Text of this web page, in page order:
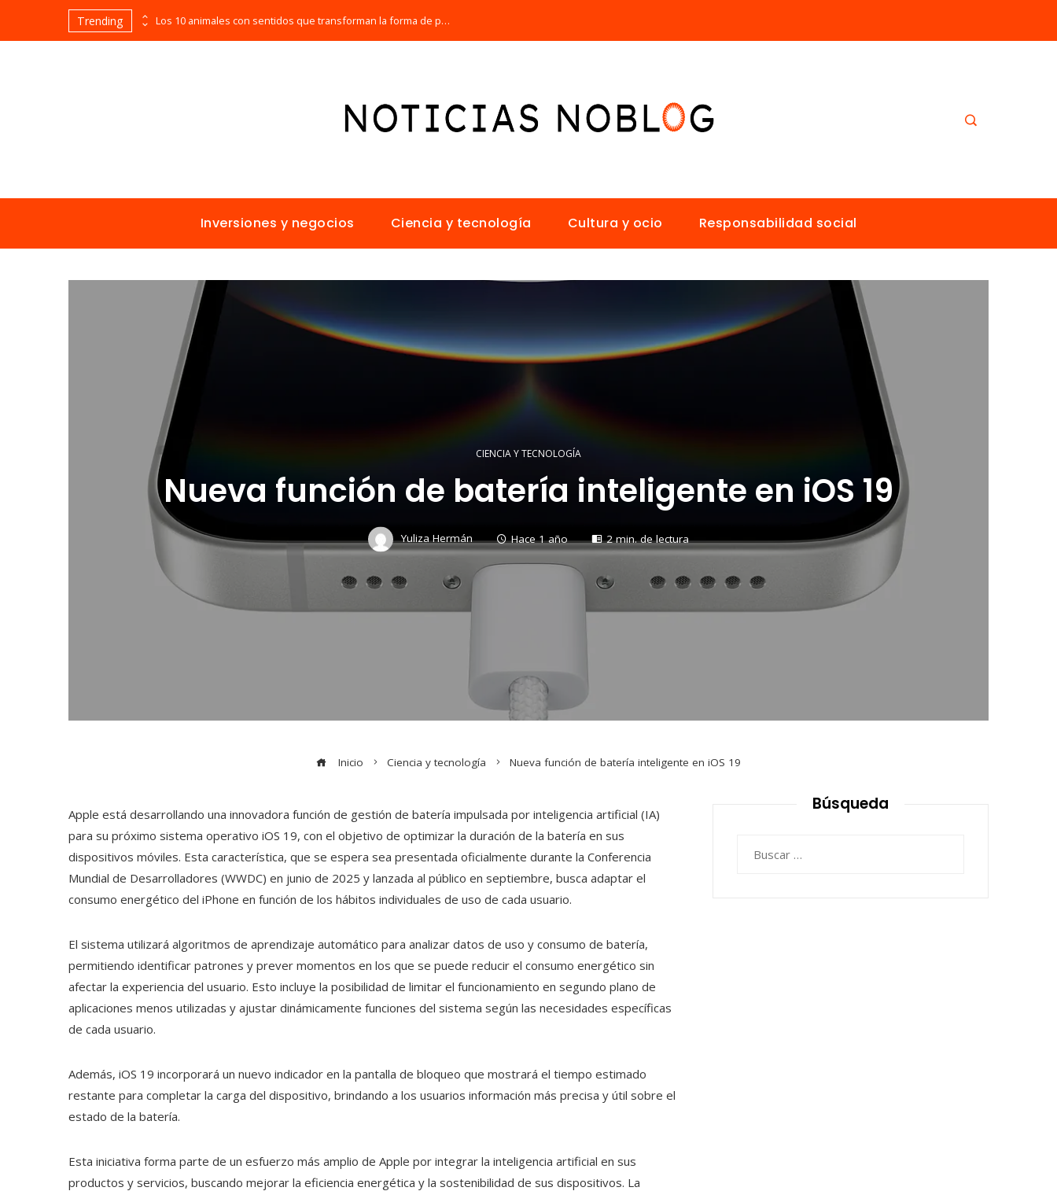
Trending Las empresas que alcanzaron los picos más altos en valor bursátil histórico Los 10 animales con sentidos que transforman la forma de percibir el mundo
Inversiones y negocios Ciencia y tecnología Cultura y ocio Responsabilidad social
CIENCIA Y TECNOLOGÍA
Nueva función de batería inteligente en iOS 19
Yuliza Hermán Hace 1 año 2 min. de lectura
Inicio Ciencia y tecnología Nueva función de batería inteligente en iOS 19
Apple está desarrollando una innovadora función de gestión de batería impulsada por inteligencia artificial (IA)
para su próximo sistema operativo iOS 19, con el objetivo de optimizar la duración de la batería en sus
dispositivos móviles. Esta característica, que se espera sea presentada oficialmente durante la Conferencia
Mundial de Desarrolladores (WWDC) en junio de 2025 y lanzada al público en septiembre, busca adaptar el
consumo energético del iPhone en función de los hábitos individuales de uso de cada usuario.
El sistema utilizará algoritmos de aprendizaje automático para analizar datos de uso y consumo de batería,
permitiendo identificar patrones y prever momentos en los que se puede reducir el consumo energético sin
afectar la experiencia del usuario. Esto incluye la posibilidad de limitar el funcionamiento en segundo plano de
aplicaciones menos utilizadas y ajustar dinámicamente funciones del sistema según las necesidades específicas
de cada usuario.
Además, iOS 19 incorporará un nuevo indicador en la pantalla de bloqueo que mostrará el tiempo estimado
restante para completar la carga del dispositivo, brindando a los usuarios información más precisa y útil sobre el
estado de la batería.
Esta iniciativa forma parte de un esfuerzo más amplio de Apple por integrar la inteligencia artificial en sus
productos y servicios, buscando mejorar la eficiencia energética y la sostenibilidad de sus dispositivos. La
Búsqueda